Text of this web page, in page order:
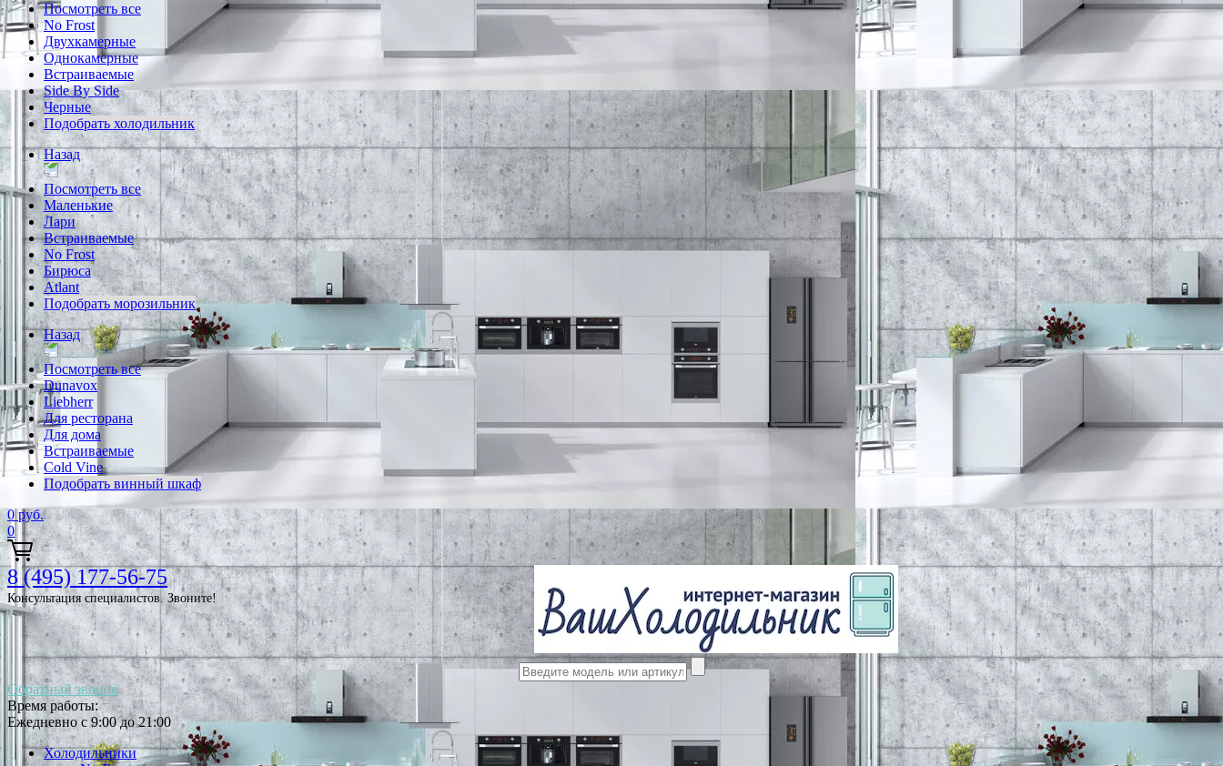
Посмотреть все
No Frost
Двухкамерные
Однокамерные
Встраиваемые
Side By Side
Черные
Подобрать холодильник
Назад
Посмотреть все
Маленькие
Лари
Встраиваемые
No Frost
Бирюса
Atlant
Подобрать морозильник
Назад
Посмотреть все
Dunavox
Liebherr
Для ресторана
Для дома
Встраиваемые
Cold Vine
Подобрать винный шкаф
0 руб.
0
8 (495) 177-56-75
Консультация специалистов. Звоните!
Обратный звонок
Время работы:
Ежедневно с 9:00 до 21:00
Холодильники